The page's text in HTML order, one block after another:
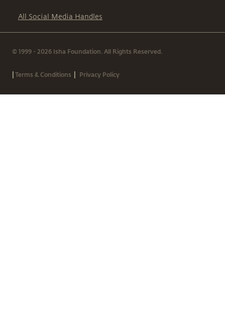
All Social Media Handles
© 1999 - 2026 Isha Foundation. All Rights Reserved.
|Terms & Conditions | Privacy Policy